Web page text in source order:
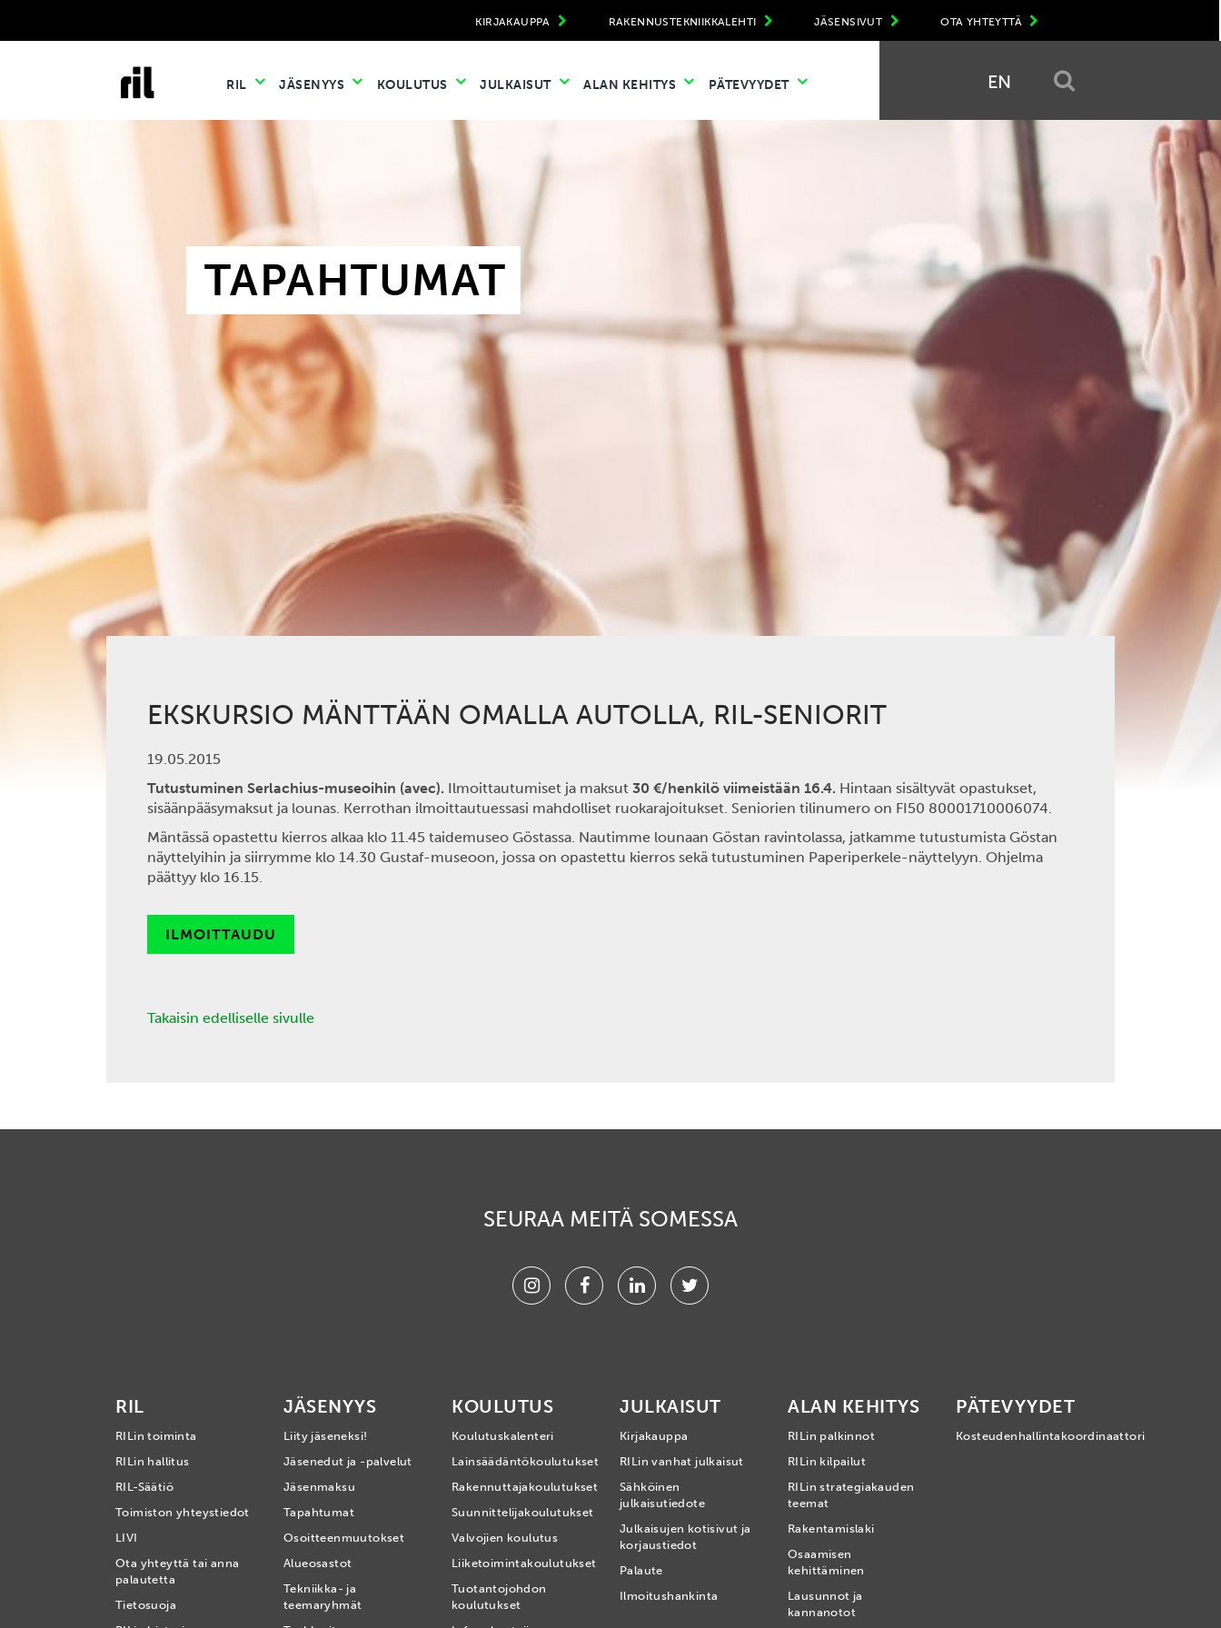
OTA YHTEYTTÄ
JÄSENSIVUT
RAKENNUSTEKNIIKKALEHTI
KIRJAKAUPPA
RIL JÄSENYYS KOULUTUS JULKAISUT ALAN KEHITYS PÄTEVYYDET EN
TAPAHTUMAT
EKSKURSIO MÄNTTÄÄN OMALLA AUTOLLA, RIL-SENIORIT
19.05.2015
Tutustuminen Serlachius-museoihin (avec). Ilmoittautumiset ja maksut 30 €/henkilö viimeistään 16.4. Hintaan sisältyvät opastukset,
sisäänpääsymaksut ja lounas. Kerrothan ilmoittautuessasi mahdolliset ruokarajoitukset. Seniorien tilinumero on FI50 80001710006074.
Mäntässä opastettu kierros alkaa klo 11.45 taidemuseo Göstassa. Nautimme lounaan Göstan ravintolassa, jatkamme tutustumista Göstan
näyttelyihin ja siirrymme klo 14.30 Gustaf-museoon, jossa on opastettu kierros sekä tutustuminen Paperiperkele-näyttelyyn. Ohjelma
päättyy klo 16.15.
ILMOITTAUDU
Takaisin edelliselle sivulle
SEURAA MEITÄ SOMESSA
InstagramFacebookLinkedinTwitter
RIL
RILin toiminta
RILin hallitus
RIL-Säätiö
Toimiston yhteystiedot
LIVI
Ota yhteyttä tai anna
palautetta
Tietosuoja
JÄSENYYS
Liity jäseneksi!
Jäsenedut ja -palvelut
Jäsenmaksu
Tapahtumat
Osoitteenmuutokset
Alueosastot
Tekniikka- ja
teemaryhmät
KOULUTUS
Koulutuskalenteri
Lainsäädäntökoulutukset
Rakennuttajakoulutukset
Suunnittelijakoulutukset
Valvojien koulutus
Liiketoimintakoulutukset
Tuotantojohdon
koulutukset
JULKAISUT
Kirjakauppa
RILin vanhat julkaisut
Sähköinen
julkaisutiedote
Julkaisujen kotisivut ja
korjaustiedot
Palaute
Ilmoitushankinta
ALAN KEHITYS
RILin palkinnot
RILin kilpailut
RILin strategiakauden
teemat
Rakentamislaki
Osaamisen
kehittäminen
Lausunnot ja
kannanotot
PÄTEVYYDET
Kosteudenhallintakoordinaattori